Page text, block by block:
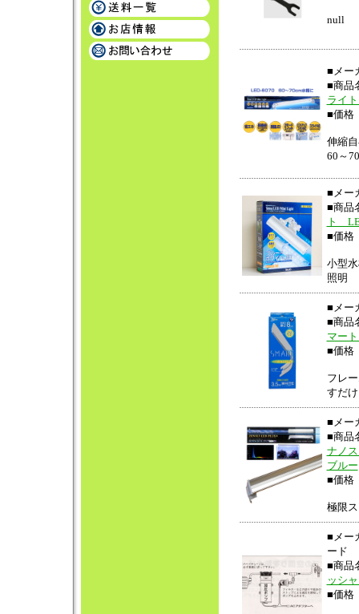
null
■メー
■商
ライ
■価
伸縮
60～
■メー
■商
ト
■価
小型
照明
■メー
■商
マー
■価
フレ
すだ
■メー
■商
ナノ
ブルー
■価
極限
■メー
ード
■商
ッシ
■価